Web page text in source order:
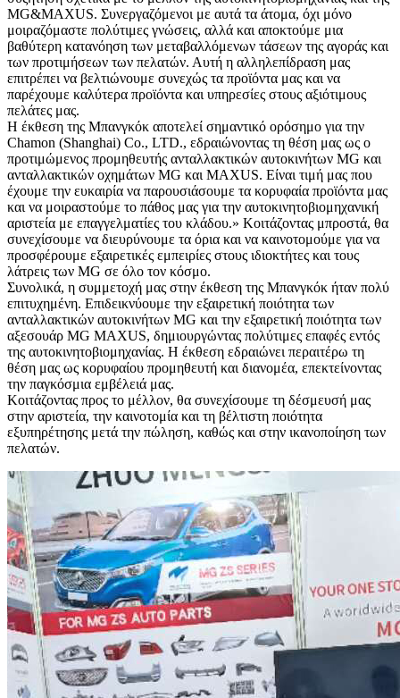
MG&MAXUS. Συνεργαζόμενοι με αυτά τα άτομα, όχι μόνο
μοιραζόμαστε πολύτιμες γνώσεις, αλλά και αποκτούμε μια
βαθύτερη κατανόηση των μεταβαλλόμενων τάσεων της αγοράς και
των προτιμήσεων των πελατών. Αυτή η αλληλεπίδραση μας
επιτρέπει να βελτιώνουμε συνεχώς τα προϊόντα μας και να
παρέχουμε καλύτερα προϊόντα και υπηρεσίες στους αξιότιμους
πελάτες μας.
Η έκθεση της Μπανγκόκ αποτελεί σημαντικό ορόσημο για την
Chamon (Shanghai) Co., LTD., εδραιώνοντας τη θέση μας ως ο
προτιμώμενος προμηθευτής ανταλλακτικών αυτοκινήτων MG και
ανταλλακτικών οχημάτων MG και MAXUS. Είναι τιμή μας που
έχουμε την ευκαιρία να παρουσιάσουμε τα κορυφαία προϊόντα μας
και να μοιραστούμε το πάθος μας για την αυτοκινητοβιομηχανική
αριστεία με επαγγελματίες του κλάδου.» Κοιτάζοντας μπροστά, θα
συνεχίσουμε να διευρύνουμε τα όρια και να καινοτομούμε για να
προσφέρουμε εξαιρετικές εμπειρίες στους ιδιοκτήτες και τους
λάτρεις των MG σε όλο τον κόσμο.
Συνολικά, η συμμετοχή μας στην έκθεση της Μπανγκόκ ήταν πολύ
επιτυχημένη. Επιδεικνύουμε την εξαιρετική ποιότητα των
ανταλλακτικών αυτοκινήτων MG και την εξαιρετική ποιότητα των
αξεσουάρ MG MAXUS, δημιουργώντας πολύτιμες επαφές εντός
της αυτοκινητοβιομηχανίας. Η έκθεση εδραιώνει περαιτέρω τη
θέση μας ως κορυφαίου προμηθευτή και διανομέα, επεκτείνοντας
την παγκόσμια εμβέλειά μας.
Κοιτάζοντας προς το μέλλον, θα συνεχίσουμε τη δέσμευσή μας
στην αριστεία, την καινοτομία και τη βέλτιστη ποιότητα
εξυπηρέτησης μετά την πώληση, καθώς και στην ικανοποίηση των
πελατών.